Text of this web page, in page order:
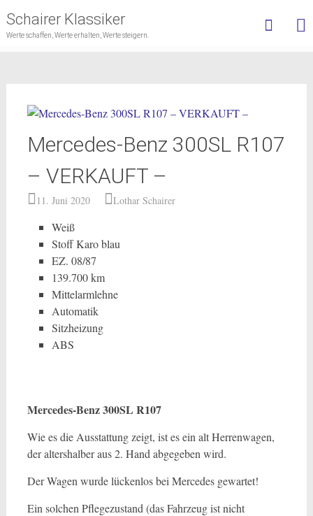
Schairer Klassiker
Werte schaffen, Werte erhalten, Werte steigern.
Mercedes-Benz 300SL R107
– VERKAUFT –
11. Juni 2020 Lothar Schairer
Weiß
Stoff Karo blau
EZ. 08/87
139.700 km
Mittelarmlehne
Automatik
Sitzheizung
ABS
Mercedes-Benz 300SL R107
Wie es die Ausstattung zeigt, ist es ein alt Herrenwagen,
der altershalber aus 2. Hand abgegeben wird.
Der Wagen wurde lückenlos bei Mercedes gewartet!
Ein solchen Pflegezustand (das Fahrzeug ist nicht